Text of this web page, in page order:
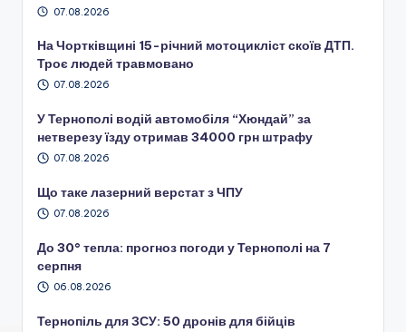
07.08.2026
На Чортківщині 15-річний мотоцикліст скоїв ДТП.
Троє людей травмовано
07.08.2026
У Тернополі водій автомобіля “Хюндай” за
нетверезу їзду отримав 34000 грн штрафу
07.08.2026
Що таке лазерний верстат з ЧПУ
07.08.2026
До 30° тепла: прогноз погоди у Тернополі на 7
серпня
06.08.2026
Тернопіль для ЗСУ: 50 дронів для бійців